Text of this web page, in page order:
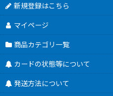
新規登録はこちら
マイページ
商品カテゴリ一覧
カードの状態等について
発送方法について